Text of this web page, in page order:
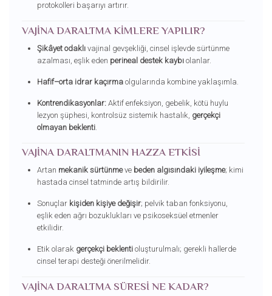
protokolleri başarıyı artırır.
VAJINA DARALTMA KIMLERE YAPILIR?
Şikâyet odaklıvajinal gevşekliği, cinsel işlevde sürtünme
azalması, eşlik eden perineal destek kaybıolanlar.
Hafif–orta idrar kaçırmaolgularında kombine yaklaşımla.
Kontrendikasyonlar:Aktif enfeksiyon, gebelik, kötü huylu
lezyon şüphesi, kontrolsüz sistemik hastalık, gerçekçi
olmayan beklenti.
VAJINA DARALTMANIN HAZZA ETKISI
Artan mekanik sürtünmeve beden algısındaki iyileşme; kimi
hastada cinsel tatminde artış bildirilir.
Sonuçlar kişiden kişiye değişir; pelvik taban fonksiyonu,
eşlik eden ağrı bozuklukları ve psikoseksüel etmenler
etkilidir.
Etik olarak gerçekçi beklentioluşturulmalı; gerekli hallerde
cinsel terapi desteği önerilmelidir.
VAJINA DARALTMA SÜRESI NE KADAR?